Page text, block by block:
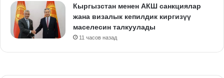
Кыргызстан менен АКШ санкциялар
жана визалык кепилдик киргизүү
маселесин талкуулады
11 часов назад